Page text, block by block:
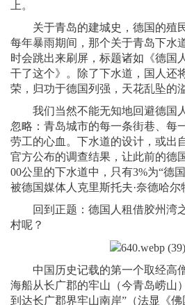
上。
关于青岛的建城史，德国的殖民
每年暴雨期间，那个关于青岛下水
时会跳出来刷屏，标题诸如《德国
干了这个》。除了下水道，国人还
荣，归功于德国列强，天花乱坠的
我们当然不能无知地回避德国
忽略：青岛城市的每一条街巷、每
劳工的心血。下水道的设计，或出
官方公布的调查结果，让此前的德
00公里的下水道中，只有3%为“德
被德国媒体人克里斯托夫·奈德哈尔
回到正题：德国人租借胶州湾
村呢？
中国历史记载的第一个取经高
海船从长广郡的牢山（今青岛崂山
到达长广郡界牢山南岸”（法显《